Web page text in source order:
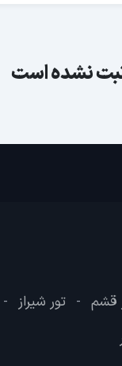
نشده است
قشم - تور شیراز -